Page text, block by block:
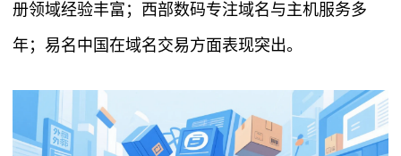
册领域经验丰富；西部数码专注域名与主机服务多
年；易名中国在域名交易方面表现突出。